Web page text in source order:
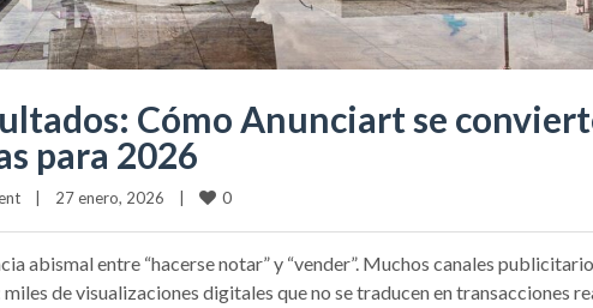
Cómo Anunciart se
para 2026
27 enero, 2026 0
abismal entre “hacerse notar” y “vender”. Muchos canales
de visualizaciones digitales que no se traducen en transacciones